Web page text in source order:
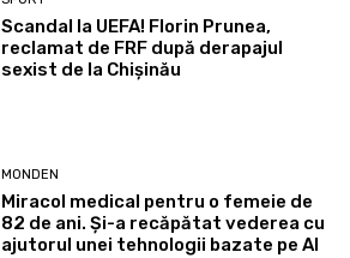
Scandal la UEFA! Florin Prunea,
reclamat de FRF după derapajul
sexist de la Chișinău
MONDEN
Miracol medical pentru o femeie de
82 de ani. Și-a recăpătat vederea cu
ajutorul unei tehnologii bazate pe AI